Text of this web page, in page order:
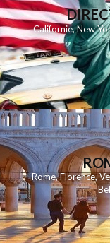
Californie,New
Rome,Florence,